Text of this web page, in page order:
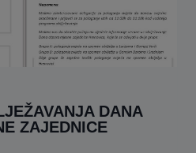
DANA
ZAJEDNICE